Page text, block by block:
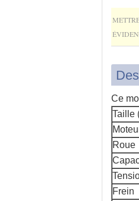
Ce
Taille
Roue
Frein